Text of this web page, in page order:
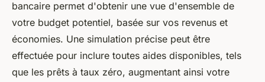
bancaire permet d'obtenir une vue d'ensemble de
votre budget potentiel, basée sur vos revenus et
économies. Une simulation précise peut être
effectuée pour inclure toutes aides disponibles, tels
que les prêts à taux zéro, augmentant ainsi votre